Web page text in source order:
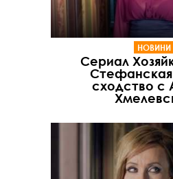
НОВИНИ
Сериал
сходство с